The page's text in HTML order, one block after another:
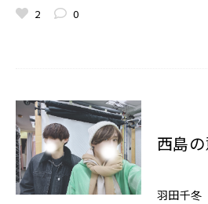
2
0
西島
羽田千冬